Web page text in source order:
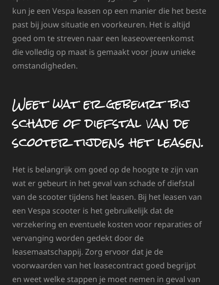
kun je een Vespa leasen op een manier die het beste
past bij jouw situatie en voorkeuren. Het is altijd
goed om te streven naar een leaseovereenkomst
die volledig op maat is gemaakt voor jouw unieke
omstandigheden.
Weet wat er gebeurt bij
schade of diefstal van de
scooter tijdens het leasen.
Het is belangrijk om goed op de hoogte te zijn van
wat er gebeurt in het geval van schade of diefstal
van de scooter tijdens het leasen. Bij het leasen van
een Vespa scooter is het gebruikelijk dat de
verzekering en eventuele kosten voor reparaties of
vervanging worden gedekt door de
leasemaatschappij. Zorg ervoor dat je de
voorwaarden van het leasecontract goed begrijpt
en weet welke stappen je moet nemen in geval van